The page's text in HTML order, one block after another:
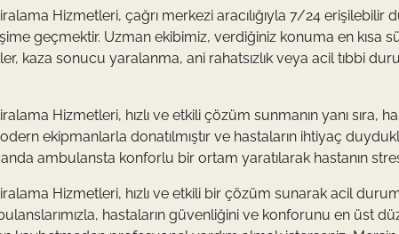
Hizmetleri, çağrı merkezi aracılığıyla 7/24 erişilebilir
geçmektir. Uzman ekibimiz, verdiğiniz konuma en kısa
kaza sonucu yaralanma, ani rahatsızlık veya acil tıbbi
Hizmetleri, hızlı ve etkili çözüm sunmanın yanı sıra,
ekipmanlarla donatılmıştır ve hastaların ihtiyaç
ambulansta konforlu bir ortam yaratılarak hastanın stresi
Hizmetleri, hızlı ve etkili bir çözüm sunarak acil
hastaların güvenliğini ve konforunu en üst